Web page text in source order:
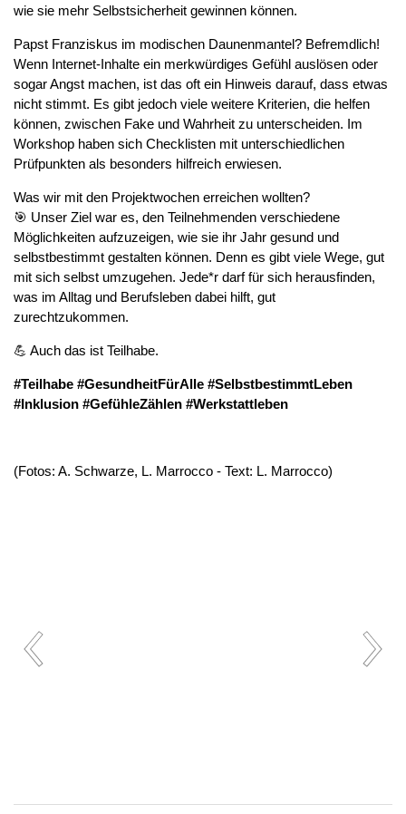
wie sie mehr Selbstsicherheit gewinnen können.
Papst Franziskus im modischen Daunenmantel? Befremdlich!
Wenn Internet-Inhalte ein merkwürdiges Gefühl auslösen oder
sogar Angst machen, ist das oft ein Hinweis darauf, dass etwas
nicht stimmt. Es gibt jedoch viele weitere Kriterien, die helfen
können, zwischen Fake und Wahrheit zu unterscheiden. Im
Workshop haben sich Checklisten mit unterschiedlichen
Prüfpunkten als besonders hilfreich erwiesen.
Was wir mit den Projektwochen erreichen wollten?
🎯 Unser Ziel war es, den Teilnehmenden verschiedene
Möglichkeiten aufzuzeigen, wie sie ihr Jahr gesund und
selbstbestimmt gestalten können. Denn es gibt viele Wege, gut
mit sich selbst umzugehen. Jede*r darf für sich herausfinden,
was im Alltag und Berufsleben dabei hilft, gut
zurechtzukommen.
💪 Auch das ist Teilhabe.
#Teilhabe #GesundheitFürAlle #SelbstbestimmtLeben
#Inklusion #GefühleZählen #Werkstattleben
(Fotos: A. Schwarze, L. Marrocco - Text: L. Marrocco)